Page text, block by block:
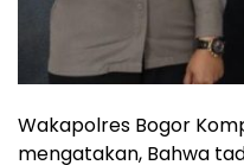
Wakapolres Bogor
mengatakan, Bahwa